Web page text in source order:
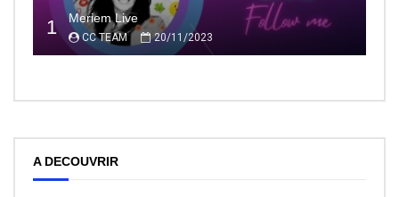
1 Meriem Live
CC TEAM 20/11/2023
A DECOUVRIR